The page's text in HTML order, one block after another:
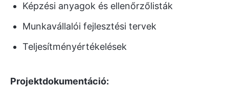
Képzési anyagok és ellenőrzőlisták
Munkavállalói fejlesztési tervek
Teljesítményértékelések
Projektdokumentáció: